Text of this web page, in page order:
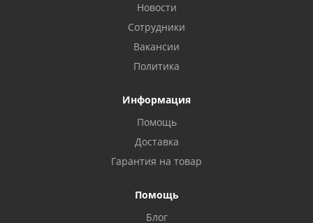
Новости
Сотрудники
Вакансии
Политика
Информация
Помощь
Доставка
Гарантия на товар
Помощь
Блог